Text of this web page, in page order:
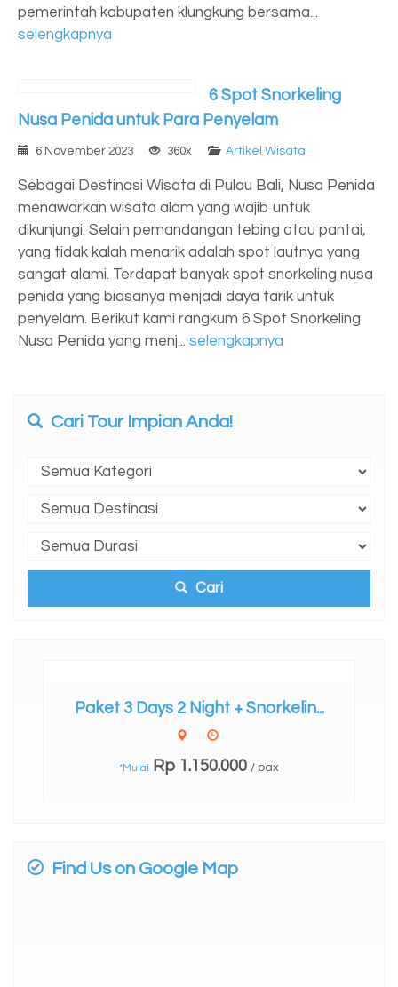
pemerintah kabupaten klungkung bersama...
selengkapnya
6 Spot Snorkeling
Nusa Penida untuk Para Penyelam
6 November 2023 360x Artikel Wisata
Sebagai Destinasi Wisata di Pulau Bali, Nusa Penida
menawarkan wisata alam yang wajib untuk
dikunjungi. Selain pemandangan tebing atau pantai,
yang tidak kalah menarik adalah spot lautnya yang
sangat alami. Terdapat banyak spot snorkeling nusa
penida yang biasanya menjadi daya tarik untuk
penyelam. Berikut kami rangkum 6 Spot Snorkeling
Nusa Penida yang menj... selengkapnya
Cari Tour Impian Anda!
Cari
Paket 3 Days 2 Night + Snorkelin...
*Mulai Rp 1.150.000 / pax
Find Us on Google Map